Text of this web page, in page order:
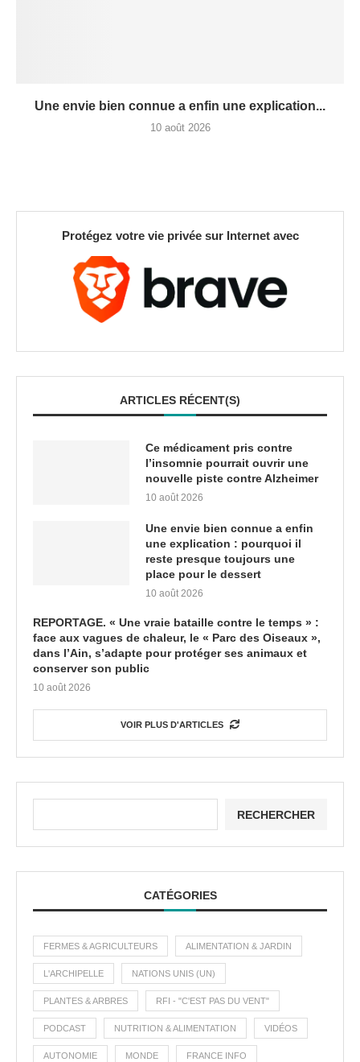
Une envie bien connue a enfin une explication...
10 août 2026
Protégez votre vie privée sur Internet avec
ARTICLES RÉCENT(S)
Ce médicament pris contre
l’insomnie pourrait ouvrir une
nouvelle piste contre Alzheimer
10 août 2026
Une envie bien connue a enfin
une explication : pourquoi il
reste presque toujours une
place pour le dessert
10 août 2026
REPORTAGE. « Une vraie bataille contre le temps » :
face aux vagues de chaleur, le « Parc des Oiseaux »,
dans l’Ain, s’adapte pour protéger ses animaux et
conserver son public
10 août 2026
VOIR PLUS D'ARTICLES
RECHERCHER
CATÉGORIES
FERMES & AGRICULTEURS ALIMENTATION & JARDIN
L'ARCHIPELLE NATIONS UNIS (UN)
PLANTES & ARBRES RFI - "C'EST PAS DU VENT"
PODCAST NUTRITION & ALIMENTATION VIDÉOS
AUTONOMIE MONDE FRANCE INFO